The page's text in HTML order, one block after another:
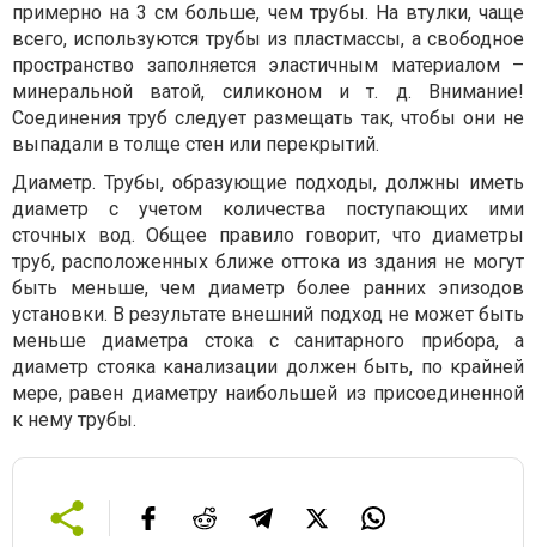
примерно на 3 см больше, чем трубы. На втулки, чаще
всего, используются трубы из пластмассы, а свободное
пространство заполняется эластичным материалом –
минеральной ватой, силиконом и т. д. Внимание!
Соединения труб следует размещать так, чтобы они не
выпадали в толще стен или перекрытий.
Диаметр. Трубы, образующие подходы, должны иметь
диаметр с учетом количества поступающих ими
сточных вод. Общее правило говорит, что диаметры
труб, расположенных ближе оттока из здания не могут
быть меньше, чем диаметр более ранних эпизодов
установки. В результате внешний подход не может быть
меньше диаметра стока с санитарного прибора, а
диаметр стояка канализации должен быть, по крайней
мере, равен диаметру наибольшей из присоединенной
к нему трубы.